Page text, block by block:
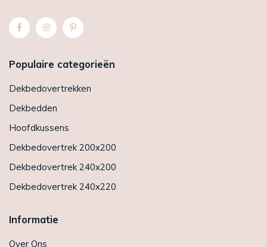
Populaire categorieën
Dekbedovertrekken
Dekbedden
Hoofdkussens
Dekbedovertrek 200x200
Dekbedovertrek 240x200
Dekbedovertrek 240x220
Informatie
Over Ons